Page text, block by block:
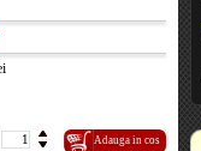
Adauga in cos